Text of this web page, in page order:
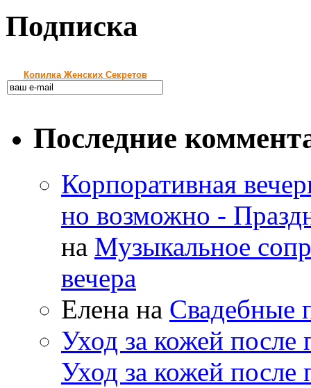
Подписка
Копилка Женских Секретов
Последние
Корпоративная
но возможно -
на Музыкальное
вечера
Елена на Свадебные
Уход за кожей
Уход за кожей после